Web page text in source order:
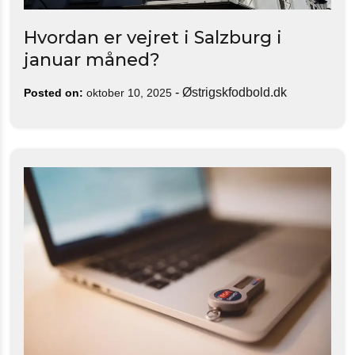
Hvordan er vejret i Salzburg i
januar måned?
Posted on: oktober 10, 2025 - Østrigskfodbold.dk